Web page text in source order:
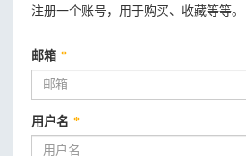
注册一个账号，用于购买、收藏等等。
邮箱 *
用户名 *